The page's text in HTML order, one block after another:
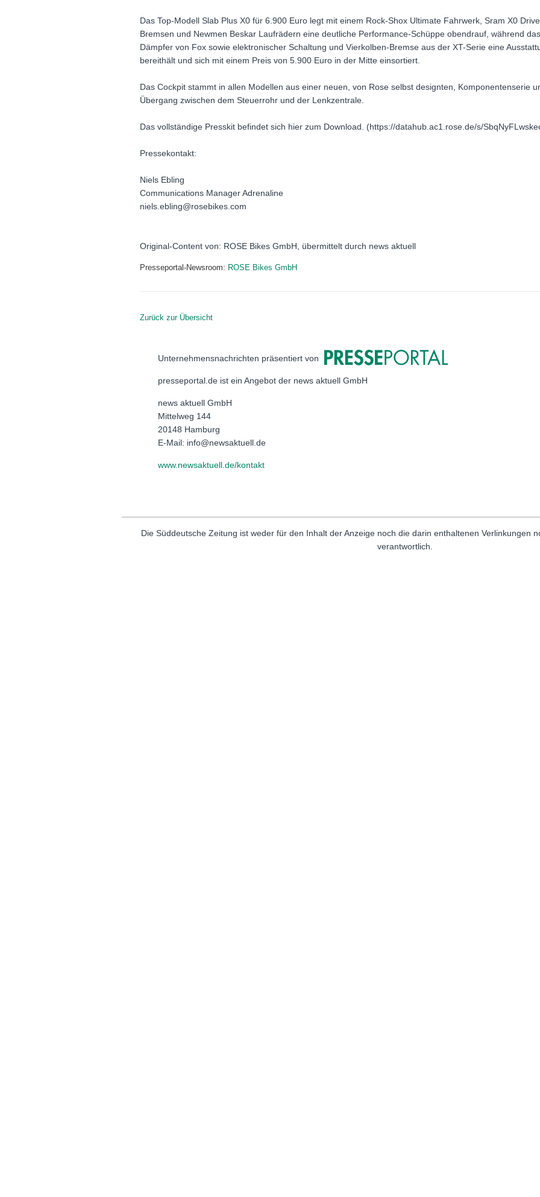
Das Top-Modell Slab Plus X0 für 6.900 Euro legt mit einem Rock-Shox Ultimate Fahrwerk, Sram X0
Bremsen und Newmen Beskar Laufrädern eine deutliche Performance-Schüppe obendrauf, während
Dämpfer von Fox sowie elektronischer Schaltung und Vierkolben-Bremse aus der XT-Serie eine
bereithält und sich mit einem Preis von 5.900 Euro in der Mitte einsortiert.
Das Cockpit stammt in allen Modellen aus einer neuen, von Rose selbst designten, Komponentenserie
Übergang zwischen dem Steuerrohr und der Lenkzentrale.
Das vollständige Presskit befindet sich hier zum Download. (https://datahub.ac1.rose.de/s/
Pressekontakt:
Niels Ebling
Communications Manager Adrenaline
niels.ebling@rosebikes.com
Original-Content von: ROSE Bikes GmbH, übermittelt durch news aktuell
Presseportal-Newsroom: ROSE Bikes GmbH
Zurück zur Übersicht
Unternehmensnachrichten präsentiert von
presseportal.de ist ein Angebot der news aktuell GmbH
news aktuell GmbH
Mittelweg 144
20148 Hamburg
E-Mail: info@newsaktuell.de
www.newsaktuell.de/kontakt
Die Süddeutsche Zeitung ist weder für den Inhalt der Anzeige noch die darin enthaltenen Verlinkungen
verantwortlich.